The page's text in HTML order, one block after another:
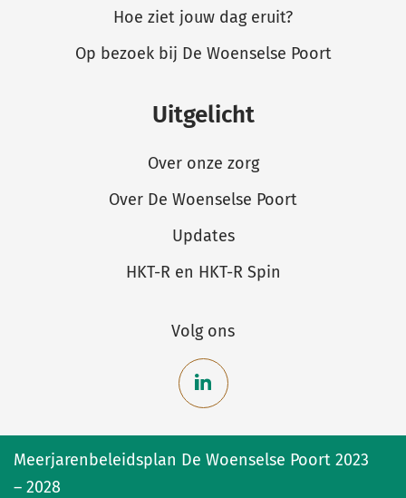
Hoe ziet jouw dag eruit?
Op bezoek bij De Woenselse Poort
Uitgelicht
Over onze zorg
Over De Woenselse Poort
Updates
HKT-R en HKT-R Spin
Volg ons
Bekijk
onze
Meerjarenbeleidsplan De Woenselse Poort 2023
– 2028